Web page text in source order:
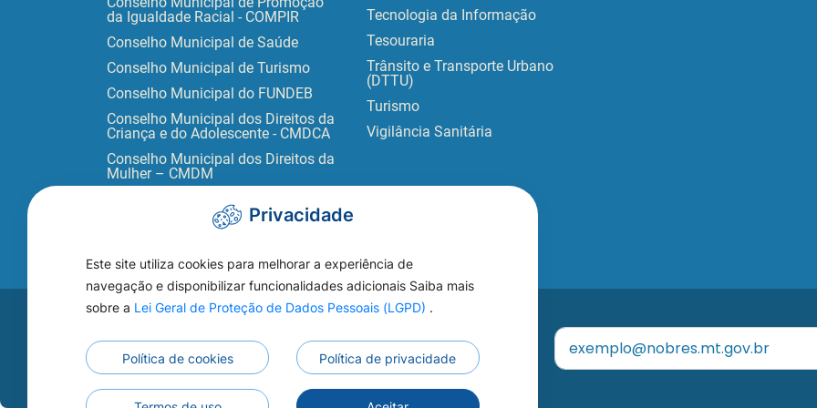
da Igualdade Racial - COMPIR
Conselho Municipal de Saúde
Conselho Municipal de Turismo
Conselho Municipal do FUNDEB
Conselho Municipal dos Direitos da
Criança e do Adolescente - CMDCA
Conselho Municipal dos Direitos da
Mulher – CMDM
Tecnologia da Informação
Tesouraria
Trânsito e Transporte Urbano
(DTTU)
Turismo
Vigilância Sanitária
Acesse seu
WEBMAIL
Privacidade
Este site utiliza cookies para melhorar a experiência de
navegação e disponibilizar funcionalidades adicionais Saiba mais
sobre a Lei Geral de Proteção de Dados Pessoais (LGPD) .
Política de cookies Política de privacidade